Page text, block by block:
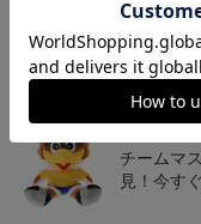
トピックス
チームマ
見！今す